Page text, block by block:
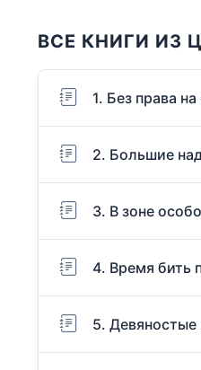
ВСЕ КНИГИ ИЗ
1. Без права
2. Большие
3. В зоне
4. Время бить
5.